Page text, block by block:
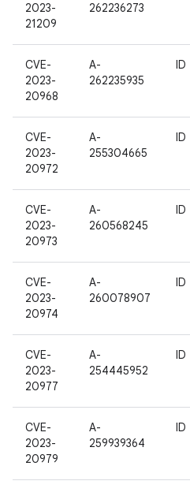
2023-
21209
262236273
CVE-
2023-
20968
A-
262235935
ID
CVE-
2023-
20972
A-
255304665
ID
CVE-
2023-
20973
A-
260568245
ID
CVE-
2023-
20974
A-
260078907
ID
CVE-
2023-
20977
A-
254445952
ID
CVE-
2023-
20979
A-
259939364
ID